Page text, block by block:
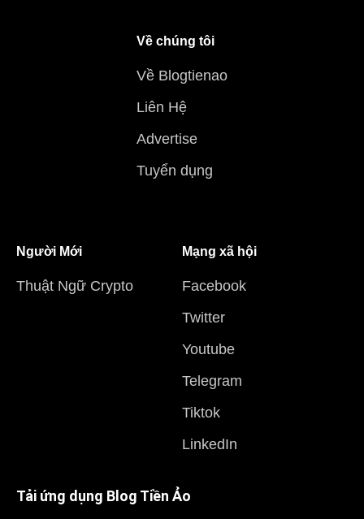
Về chúng tôi
Về Blogtienao
Liên Hệ
Advertise
Tuyển dụng
Người Mới
Thuật Ngữ Crypto
Mạng xã hội
Facebook
Twitter
Youtube
Telegram
Tiktok
LinkedIn
Tải ứng dụng Blog Tiền Ảo